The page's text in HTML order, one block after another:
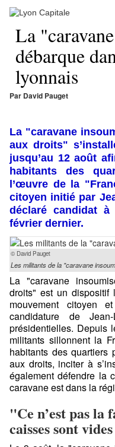
La
débarque
lyonnais
Par David Pauget
La "caravane
aux droits"
jusqu’au 12 août
habitants des
l’œuvre de la
citoyen initié par
déclaré candidat à
février dernier.
© David Pauget
Les militants de la "caravane
La "caravane
droits" est un dispositif
mouvement citoyen
candidature de
présidentielles. Depuis
militants sillonnent la
habitants des quartiers
aux droits, inciter à
également défendre la
caravane est dans la
"Ce n’est pas la
caisses sont